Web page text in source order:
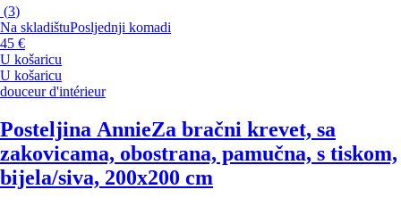
(3)
Na skladištuPosljednji komadi
45 €
U košaricu
U košaricu
douceur d'intérieur
Posteljina AnnieZa bračni krevet, sa
zakovicama, obostrana, pamučna, s tiskom,
bijela/siva, 200x200 cm